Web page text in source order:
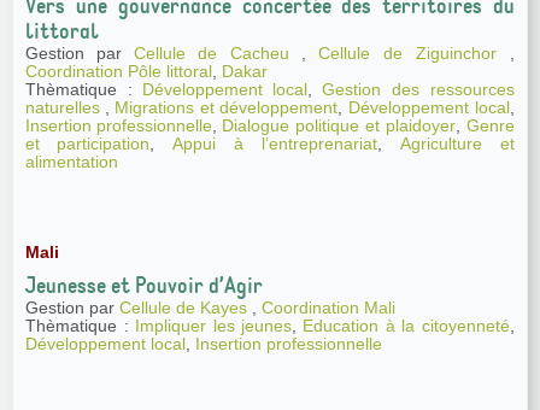
Vers une gouvernance concertée des territoires du
littoral
Gestion par Cellule de Cacheu Cellule de Ziguinchor
Coordination Pôle littoral Dakar
Thèmatique : Développement local
Gestion des ressources
naturelles
Migrations et développement Développement local
Insertion professionnelle Dialogue politique et plaidoyer Genre
et participation
Appui à l’entreprenariat
Agriculture et
alimentation
Mali
Jeunesse et Pouvoir d’Agir
Gestion par Cellule de Kayes
Coordination Mali
Thèmatique : Impliquer les jeunes Education à la citoyenneté
Développement local Insertion professionnelle